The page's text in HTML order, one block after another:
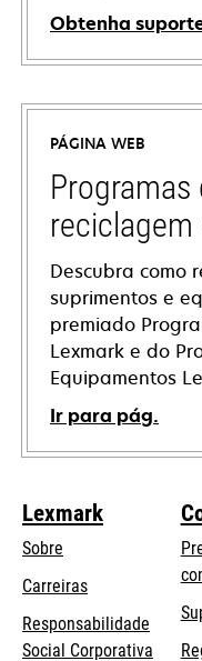
Obtenha
opens
in
new
tab
PÁGINA WEB
Descubra como
suprimentos e
premiado
Lexmark e do
Equipamentos
Ir para pág.
Lexmark
Sobre
Carreiras
Responsabilidade
Social Corporativa opens